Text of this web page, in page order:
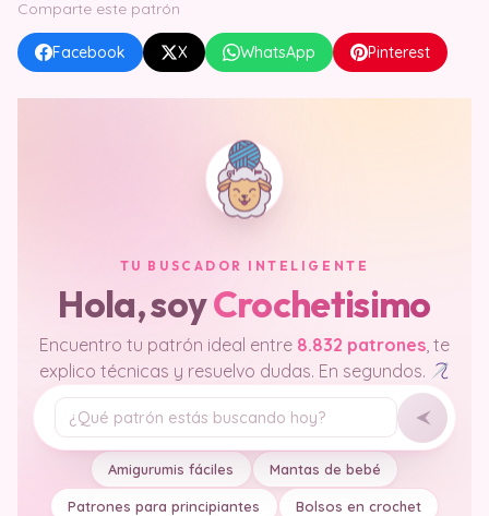
Comparte este patrón
Facebook X WhatsApp Pinterest
TU BUSCADOR INTELIGENTE
Hola, soyCrochetisimo
Encuentro tu patrón ideal entre 8.832 patrones, te
explico técnicas y resuelvo dudas. En segundos.
Tu pregunta
Amigurumis fáciles Mantas de bebé
Patrones para principiantes Bolsos en crochet